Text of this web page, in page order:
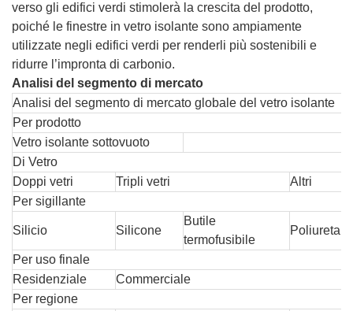
verso gli edifici verdi stimolerà la crescita del prodotto,
poiché le finestre in vetro isolante sono ampiamente
utilizzate negli edifici verdi per renderli più sostenibili e
ridurre l’impronta di carbonio.
Analisi del segmento di mercato
Analisi del segmento di mercato globale del vetro isolante
Per prodotto
Vetro isolante sottovuoto
Di Vetro
Doppi vetri
Tripli vetri
Altri
Per sigillante
Silicio Silicone
Butile
termofusibile
Per uso finale
Residenziale
Commerciale
Per regione